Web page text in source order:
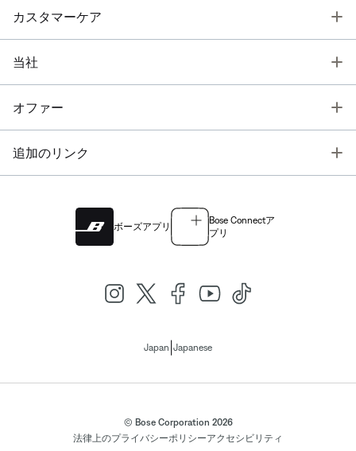
カスタマーケア
当社
オファー
追加のリンク
ボーズアプリ
Bose Connectア
プリ
Japan Japanese
© Bose Corporation 2026
法律上のプライバシーポリシーアクセシビリティ